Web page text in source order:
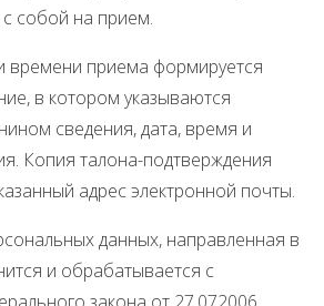
собой на прием.
времени приема формируется
в котором указываются
сведения, дата, время и
Копия талона-подтверждения
адрес электронной почты.
данных, направленная в
и обрабатывается с